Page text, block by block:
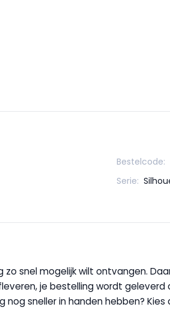
Bestelcode:
Serie:
zo snel mogelijk wilt ontvangen.
je bestelling wordt geleverd
nog sneller in handen hebben? Kies